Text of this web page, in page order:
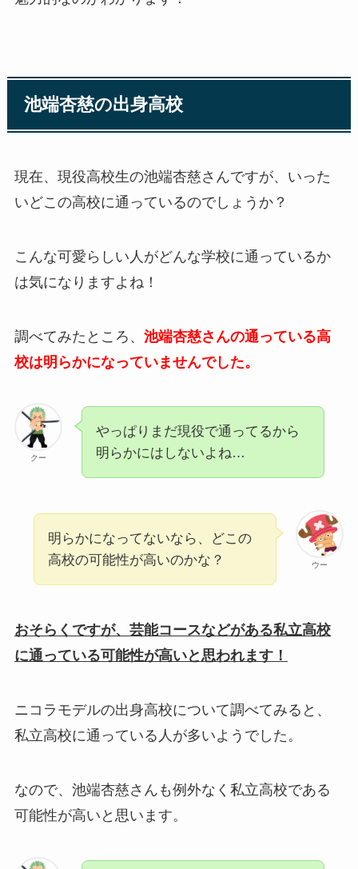
池端杏慈の出身高校
現在、現役高校生の池端杏慈さんですが、いった
いどこの高校に通っているのでしょうか？
こんな可愛らしい人がどんな学校に通っているか
は気になりますよね！
調べてみたところ、 池端杏慈さんの通っている高
校は明らかになっていませんでした。
クー
やっぱりまだ現役で通ってるから
明らかにはしないよね…
ウー
明らかになってないなら、どこの
高校の可能性が高いのかな？
おそらくですが、芸能コースなどがある私立高校
に通っている可能性が高いと思われます！
ニコラモデルの出身高校について調べてみると、
私立高校に通っている人が多いようでした。
なので、池端杏慈さんも例外なく私立高校である
可能性が高いと思います。